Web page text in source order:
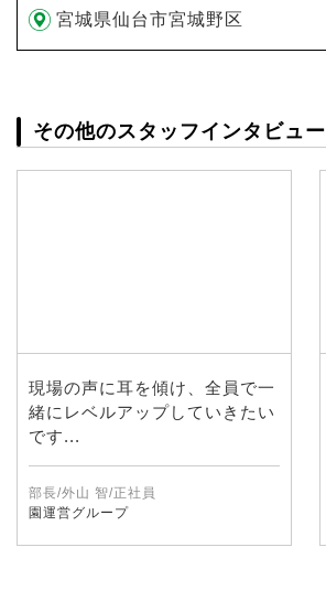
宮城県仙台市宮城野区
その他のスタッフインタビュー
現場の声に耳を傾け、全員で一
緒にレベルアップしていきたい
です...
部長/外山 智/正社員
園運営グループ